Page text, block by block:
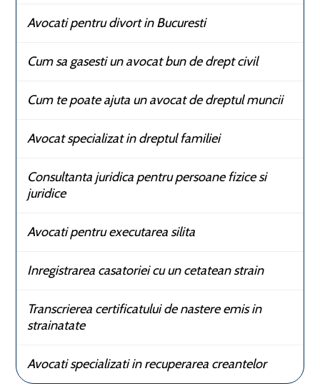
Avocati pentru divort in Bucuresti
Cum sa gasesti un avocat bun de drept civil
Cum te poate ajuta un avocat de dreptul muncii
Avocat specializat in dreptul familiei
Consultanta juridica pentru persoane fizice si
juridice
Avocati pentru executarea silita
Inregistrarea casatoriei cu un cetatean strain
Transcrierea certificatului de nastere emis in
strainatate
Avocati specializati in recuperarea creantelor